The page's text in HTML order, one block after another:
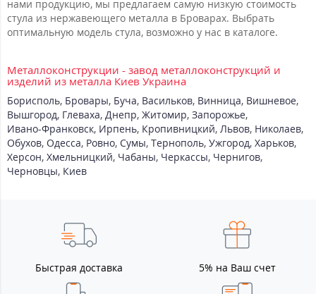
нами продукцию, мы предлагаем самую низкую стоимость
стула из нержавеющего металла в Броварах. Выбрать
оптимальную модель стула, возможно у нас в каталоге.
Металлоконструкции - завод металлоконструкций и
изделий из металла Киев Украина
Борисполь, Бровары, Буча, Васильков, Винница, Вишневое,
Вышгород, Глеваха, Днепр, Житомир, Запорожье,
Ивано-Франковск, Ирпень, Кропивницкий, Львов, Николаев,
Обухов, Одесса, Ровно, Сумы, Тернополь, Ужгород, Харьков,
Херсон, Хмельницкий, Чабаны, Черкассы, Чернигов,
Черновцы, Киев
Быстрая доставка 5% на Ваш счет